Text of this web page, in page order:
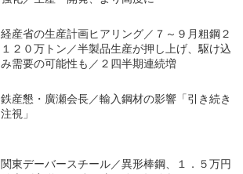
経産省の生産計画ヒアリング／７～９月粗鋼２
１２０万トン／半製品生産が押し上げ、駆け込
み需要の可能性も／２四半期連続増
鉄産懇・廣瀬会長／輸入鋼材の影響「引き続き
注視」
関東デーバースチール／異形棒鋼、１．５万円